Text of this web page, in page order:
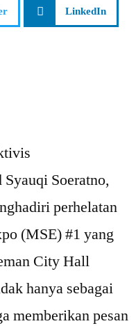
LinkedIn
Soeratno,
perhelatan
(MSE) #1 yang
City Hall
hanya sebagai
memberikan pesan